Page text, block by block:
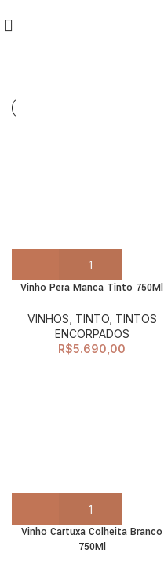
Vinho Pera Manca Tinto 750Ml
VINHOS TINTO, TINTOS
ENCORPADOS
R$5.690,00
Vinho Cartuxa Colheita Branco
750Ml